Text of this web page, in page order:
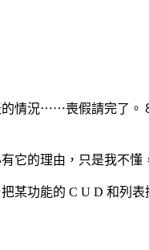
情況⋯⋯喪假請完了
它的理由，只是我不
功能的 C U D 和列表